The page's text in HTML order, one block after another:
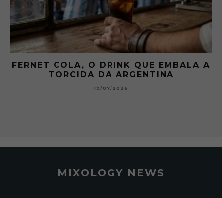
COLA, O DRINK QUE EMBALA A
TORCIDA DA ARGENTINA
19/07/2026
MIXOLOGY NEWS